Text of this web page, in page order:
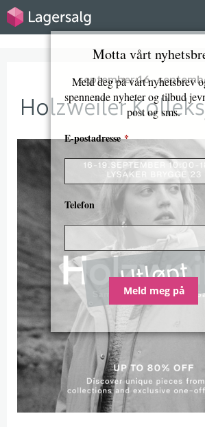
september 16 -
Holzweiler
Utløpt
Motta vårt
Meld deg på vårt nyhetsbrev
spennende nyheter og tilbud
post og sms.
E-postadresse*
Telefon